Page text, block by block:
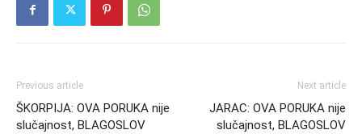
Previous article
ŠKORPIJA: OVA PORUKA nije
slučajnost, BLAGOSLOV
Next article
JARAC: OVA PORUKA nije
slučajnost, BLAGOSLOV